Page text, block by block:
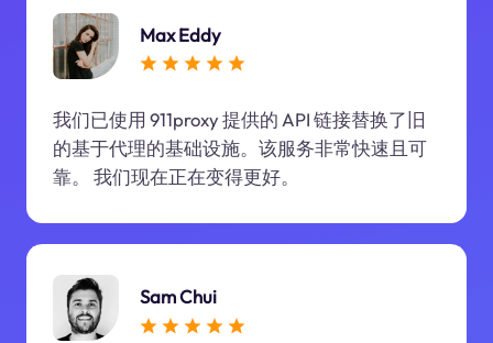
Max Eddy
我们已使用 911proxy 提供的 API 链接替换了旧
的基于代理的基础设施。该服务非常快速且可
靠。 我们现在正在变得更好。
Sam Chui